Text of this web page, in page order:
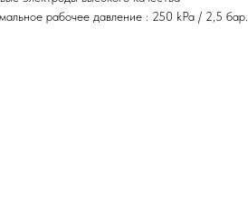
рабочее давление : 250 kPa / 2,5 бар.